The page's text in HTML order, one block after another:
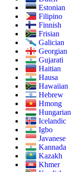
Estonian
Filipino
Finnish
Frisian
Galician
Georgian
Gujarati
Haitian
Hausa
Hawaiian
Hebrew
Hmong
Hungarian
Icelandic
Igbo
Javanese
Kannada
Kazakh
Khmer